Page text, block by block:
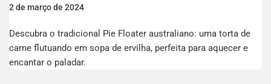
2 de março de 2024
Descubra o tradicional Pie Floater australiano: uma torta de
carne flutuando em sopa de ervilha, perfeita para aquecer e
encantar o paladar.